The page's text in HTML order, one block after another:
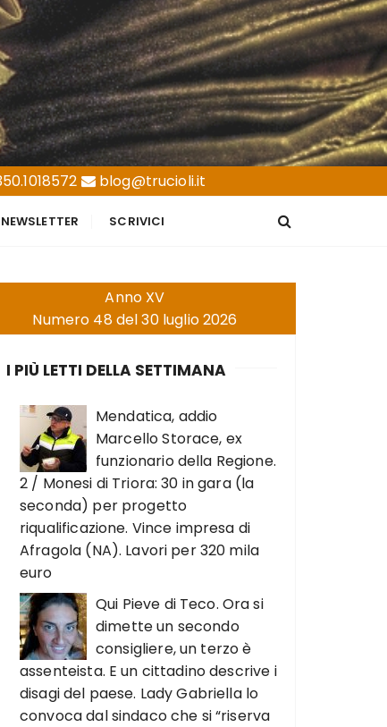
blog@trucioli.it
SCRIVICI
Anno XV
Numero 48 del 30 luglio 2026
I PIÙ LETTI DELLA SETTIMANA
Mendatica, addio
Marcello Storace, ex
funzionario della Regione.
2 / Monesi di Triora: 30 in gara (la
seconda) per progetto
riqualificazione. Vince impresa di
Afragola (NA). Lavori per 320 mila
euro
Qui Pieve di Teco. Ora si
dimette un secondo
consigliere, un terzo è
assenteista. E un cittadino descrive i
disagi del paese. Lady Gabriella lo
convoca dal sindaco che si “riserva